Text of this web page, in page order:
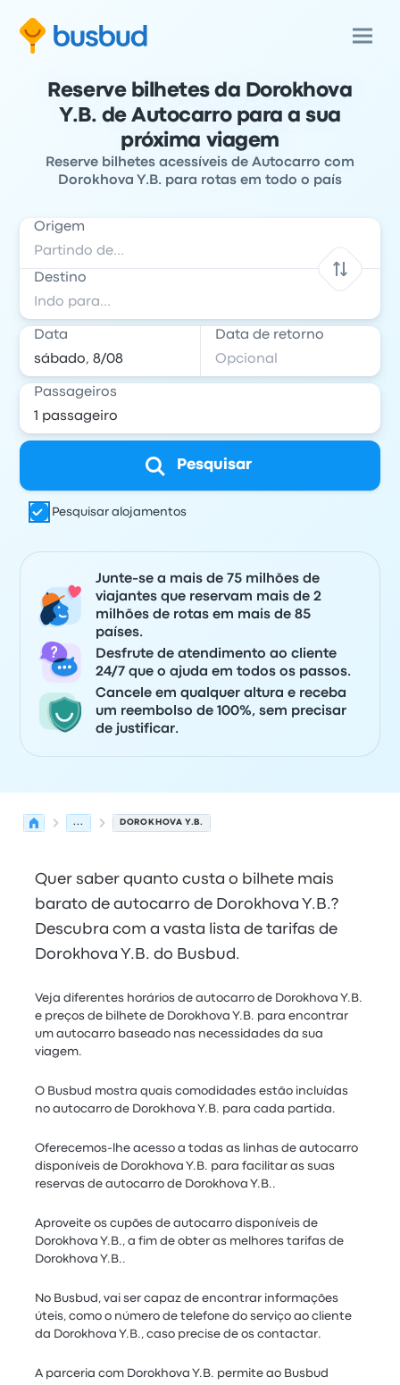
Reserve bilhetes da Dorokhova
Y.B. de Autocarro para a sua
próxima viagem
Reserve bilhetes acessíveis de Autocarro com
Dorokhova Y.B. para rotas em todo o país
Origem
Destino
Data Data de retorno
Passageiros
Pesquisar
Pesquisar alojamentos
Junte-se a mais de 75 milhões de
viajantes que reservam mais de 2
milhões de rotas em mais de 85
países.
Desfrute de atendimento ao cliente
24/7 que o ajuda em todos os passos.
Cancele em qualquer altura e receba
um reembolso de 100%, sem precisar
de justificar.
... DOROKHOVA Y.B.
Quer saber quanto custa o bilhete mais
barato de autocarro de Dorokhova Y.B.?
Descubra com a vasta lista de tarifas de
Dorokhova Y.B. do Busbud.
Veja diferentes horários de autocarro de Dorokhova Y.B.
e preços de bilhete de Dorokhova Y.B. para encontrar
um autocarro baseado nas necessidades da sua
viagem.
O Busbud mostra quais comodidades estão incluídas
no autocarro de Dorokhova Y.B. para cada partida.
Oferecemos-lhe acesso a todas as linhas de autocarro
disponíveis de Dorokhova Y.B. para facilitar as suas
reservas de autocarro de Dorokhova Y.B..
Aproveite os cupões de autocarro disponíveis de
Dorokhova Y.B., a fim de obter as melhores tarifas de
Dorokhova Y.B..
No Busbud, vai ser capaz de encontrar informações
úteis, como o número de telefone do serviço ao cliente
da Dorokhova Y.B., caso precise de os contactar.
A parceria com Dorokhova Y.B. permite ao Busbud